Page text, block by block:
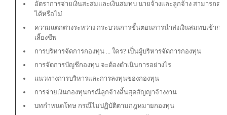
อัตราการจ่ายเงินสะสมและเงินสมทบ นายจ้างและลูกจ้าง สามารถ
ได้หรือไม่
ความแตกต่างระหว่าง กระบวนการขั้นตอนการนำส่งเงินสมทบเข้าก
เลี้ยงชีพ
การบริหารจัดการกองทุน ... ใคร? เป็นผู้บริหารจัดการกองทุน
การจัดการบัญชีกองทุน จะต้องดำเนินการอย่างไร
แนวทางการบริหารและการลงทุนของกองทุน
การจ่ายเงินกองทุนกรณีลูกจ้างสิ้นสุดสัญญาจ้างงาน
บทกำหนดโทษ กรณีไม่ปฏิบัติตามกฎหมายกองทุน